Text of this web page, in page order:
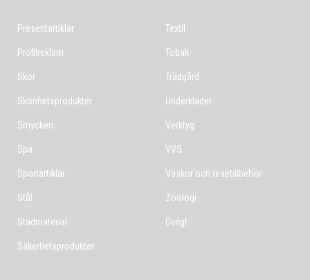
Presentartiklar
Profilreklam
Skor
Skönhetsprodukter
Smycken
Spa
Sportartiklar
Stål
Städmaterial
Säkerhetsprodukter
Textil
Tobak
Trädgård
Underkläder
Verktyg
VVS
Väskor och resetillbehör
Zoologi
Övrigt